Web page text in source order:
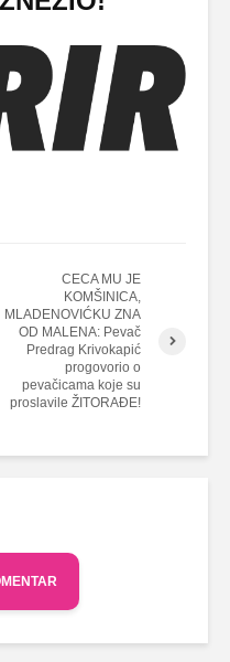
CECA MU JE
KOMŠINICA,
MLADENOVIĆKU ZNA
OD MALENA: Pevač
Predrag Krivokapić
progovorio o
pevačicama koje su
proslavile ŽITORAĐE!